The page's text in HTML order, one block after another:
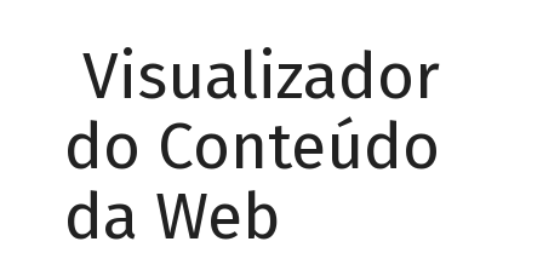
Visualizador
do Conteúdo
da Web